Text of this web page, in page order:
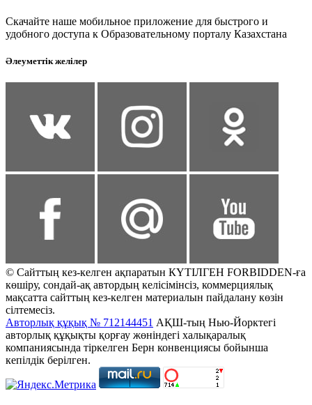
Скачайте наше мобильное приложение для быстрого и
удобного доступа к Образовательному порталу Казахстана
Әлеуметтік желілер
© Сайттың кез-келген ақпаратын КҮТІЛГЕН FORBIDDEN-ға
көшіру, сондай-ақ автордың келісімінсіз, коммерциялық
мақсатта сайттың кез-келген материалын пайдалану көзін
сілтемесіз.
Авторлық құқық № 712144451 АҚШ-тың Нью-Йорктегі
авторлық құқықты қорғау жөніндегі халықаралық
компаниясында тіркелген Берн конвенциясы бойынша
кепілдік берілген.